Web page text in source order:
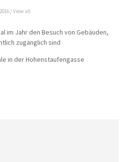
/View all
im Jahr den Besuch von Gebäuden,
zugänglich sind
in der Hohenstaufengasse